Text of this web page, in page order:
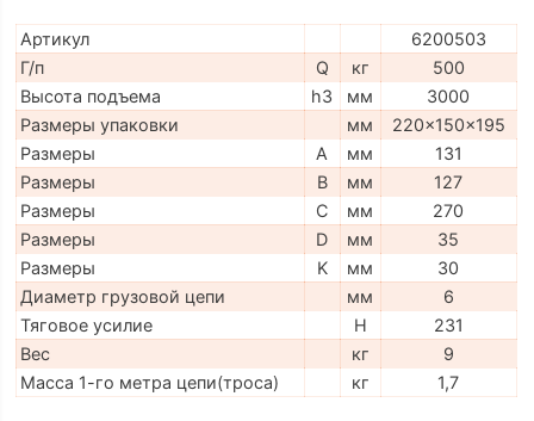
Артикул
6200503
Г/п
Q кг
500
Высота подъема
h3 мм
3000
Размеры упаковки
мм
220x150x195
Размеры
A мм
131
Размеры
B мм
127
Размеры
C мм
270
Размеры
D мм
35
Размеры
K мм
30
Диаметр грузовой цепи
мм
6
Тяговое усилие
H
231
Вес
кг
9
Масса 1-го метра цепи(троса)
кг 1,7